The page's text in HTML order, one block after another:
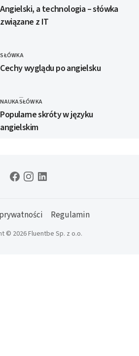
Angielski, a technologia – słówka
związane z IT
KATEGORIE
SŁÓWKA
Cechy wyglądu po angielsku
KATEGORIE
NAUKASŁÓWKA
Popularne skróty w języku
angielskim
Regulamin
© 2026 Fluentbe Sp. z o.o.